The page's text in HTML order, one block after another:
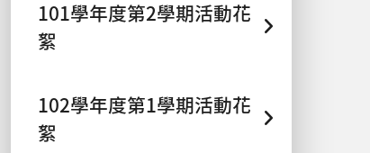
101學年度第2學期活動花
絮
102學年度第1學期活動花
絮